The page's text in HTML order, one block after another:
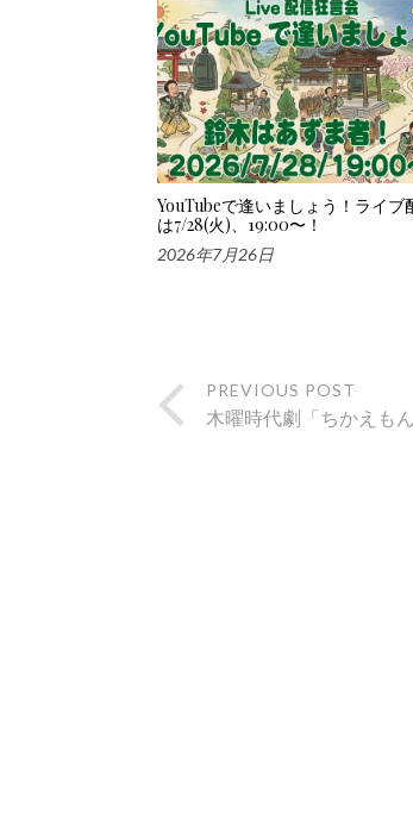
YouTubeで逢いましょう！ライブ
は7/28(火)、19:00〜！
2026年7月26日
PREVIOUS POST
木曜時代劇「ちかえもん